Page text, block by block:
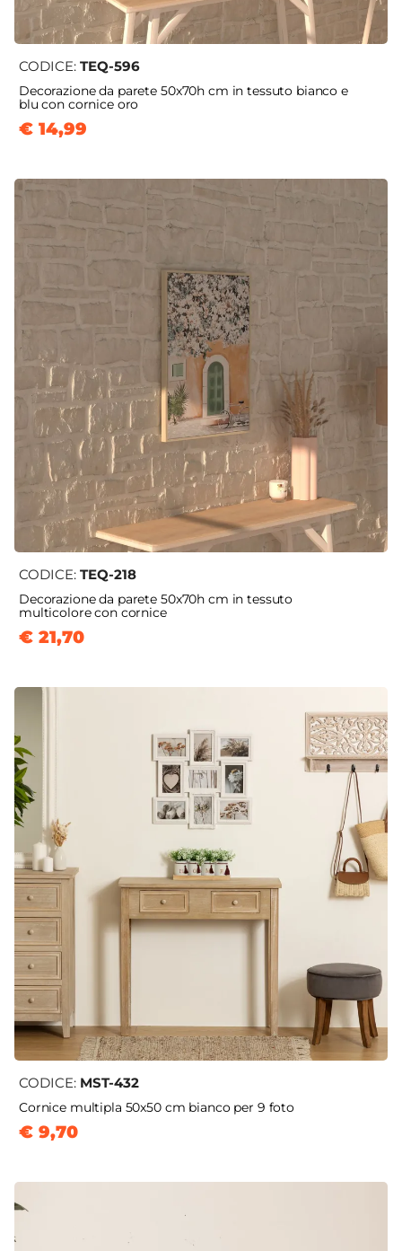
CODICE: TEQ-596
Decorazione da parete 50x70h cm in tessuto bianco e
blu con cornice oro
€ 14,99
CODICE: TEQ-218
Decorazione da parete 50x70h cm in tessuto
multicolore con cornice
€ 21,70
CODICE: MST-432
Cornice multipla 50x50 cm bianco per 9 foto
€ 9,70